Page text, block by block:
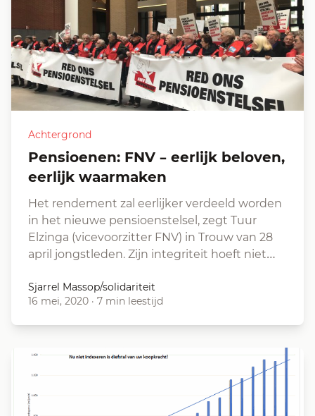
Achtergrond
Pensioenen: FNV – eerlijk beloven,
eerlijk waarmaken
Het rendement zal eerlijker verdeeld worden
in het nieuwe pensioenstelsel, zegt Tuur
Elzinga (vicevoorzitter FNV) in Trouw van 28
april jongstleden. Zijn integriteit hoeft niet…
Sjarrel Massop/solidariteit
16 mei, 2020 · 7 min leestijd